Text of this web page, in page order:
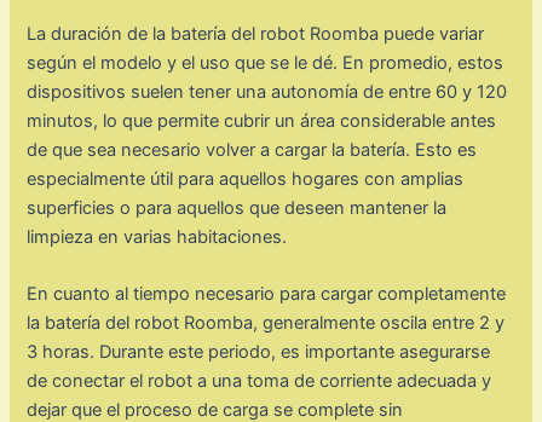
La duración de la batería del robot Roomba puede variar
según el modelo y el uso que se le dé. En promedio, estos
dispositivos suelen tener una autonomía de entre 60 y 120
minutos, lo que permite cubrir un área considerable antes
de que sea necesario volver a cargar la batería. Esto es
especialmente útil para aquellos hogares con amplias
superficies o para aquellos que deseen mantener la
limpieza en varias habitaciones.
En cuanto al tiempo necesario para cargar completamente
la batería del robot Roomba, generalmente oscila entre 2 y
3 horas. Durante este periodo, es importante asegurarse
de conectar el robot a una toma de corriente adecuada y
dejar que el proceso de carga se complete sin